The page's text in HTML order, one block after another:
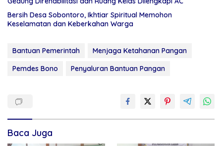
Bersih Desa Sobontoro, Ikhtiar Spiritual Memohon
Keselamatan dan Keberkahan Warga
Bantuan Pemerintah
Menjaga Ketahanan Pangan
Pemdes Bono
Penyaluran Bantuan Pangan
Baca Juga